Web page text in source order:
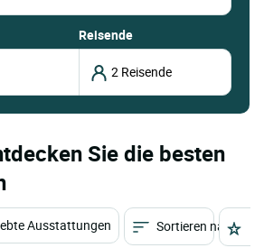
Reisende
Sie die besten
Ausstattungen Sortieren nach